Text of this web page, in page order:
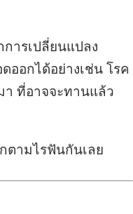
ารเปลี่ยนแปลง
ออกได้อย่างเช่น โรค
า ที่อาจจะทานแล้ว
ตามไรฟันกันเลย